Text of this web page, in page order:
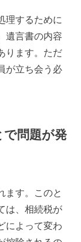
理するために
遺言書の内容
ります。ただ
が立ち会う必
で問題が発
ます。このと
は、相続税が
によって変わ